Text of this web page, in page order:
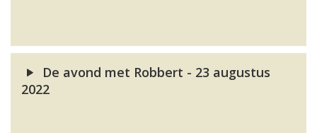
De avond met Robbert - 23 augustus
2022